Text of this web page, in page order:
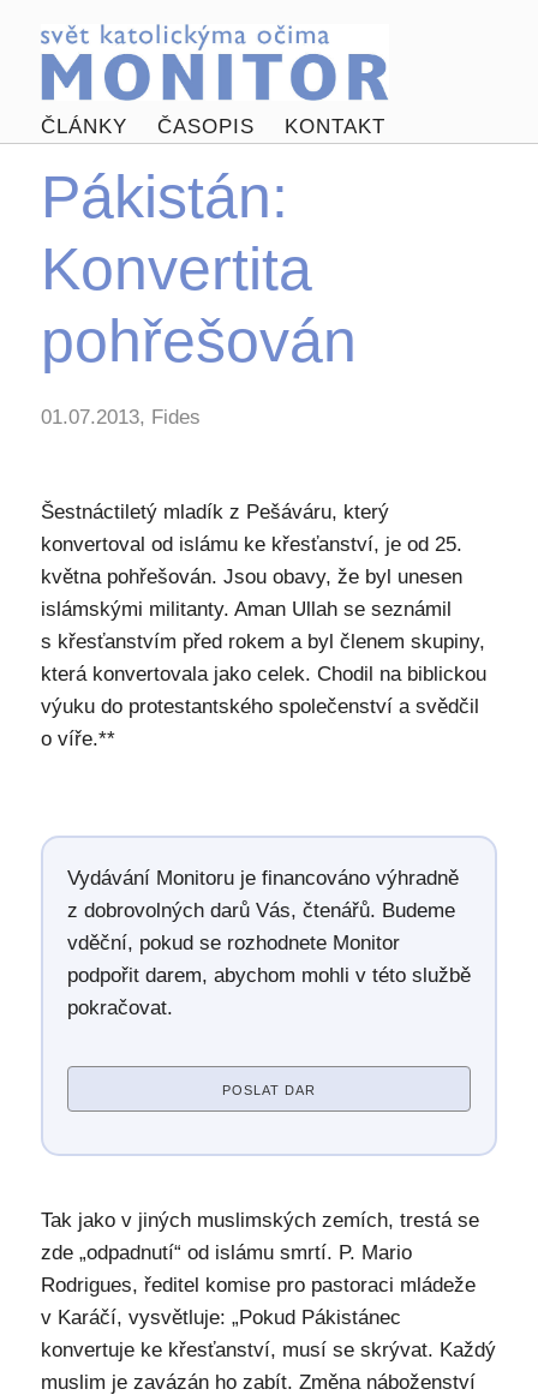
ČLÁNKY ČASOPIS KONTAKT
Pákistán:
Konvertita
pohřešován
01.07.2013, Fides
Šestnáctiletý mladík z Pešáváru, který
konvertoval od islámu ke křesťanství, je od 25.
května pohřešován. Jsou obavy, že byl unesen
islámskými militanty. Aman Ullah se seznámil
s křesťanstvím před rokem a byl členem skupiny,
která konvertovala jako celek. Chodil na biblickou
výuku do protestantského společenství a svědčil
o víře.**
Vydávání Monitoru je financováno výhradně
z dobrovolných darů Vás, čtenářů. Budeme
vděční, pokud se rozhodnete Monitor
podpořit darem, abychom mohli v této službě
pokračovat.
POSLAT DAR
Tak jako v jiných muslimských zemích, trestá se
zde „odpadnutí“ od islámu smrtí. P. Mario
Rodrigues, ředitel komise pro pastoraci mládeže
v Karáčí, vysvětluje: „Pokud Pákistánec
konvertuje ke křesťanství, musí se skrývat. Každý
muslim je zavázán ho zabít. Změna náboženství